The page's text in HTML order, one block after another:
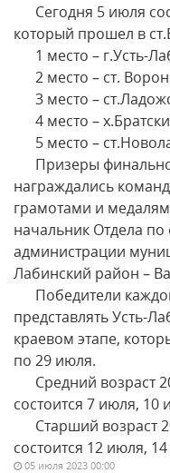
Сегодня 5 июля
который прошел в
1 место – г.Усть-
2 место – ст.
3 место –
4 место –
5 место –
Призеры
награждались
грамотами и
начальник Отдела по
администрации
Лабинский район –
Победители
представлять Усть-
краевом этапе,
по 29 июля.
Средний возраст
состоится 7 июля, 10
Старший возраст
состоится 12 июля,
05 июля 2023 00:00